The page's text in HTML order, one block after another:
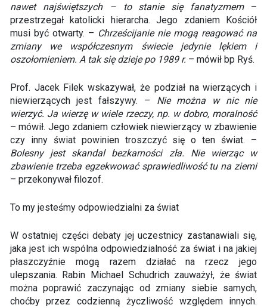
nawet najświętszych – to stanie się fanatyzmem–
przestrzegał katolicki hierarcha. Jego zdaniem Kościół
musi być otwarty. – Chrześcijanie nie mogą reagować na
zmiany we współczesnym świecie jedynie lękiem i
oszołomieniem. A tak się dzieje po 1989 r.– mówił bp Ryś.
Prof. Jacek Filek wskazywał, że podział na wierzących i
niewierzących jest fałszywy. – Nie można w nic nie
wierzyć. Ja wierzę w wiele rzeczy, np. w dobro, moralność
– mówił. Jego zdaniem człowiek niewierzący w zbawienie
czy inny świat powinien troszczyć się o ten świat. –
Bolesny jest skandal bezkarności zła. Nie wierząc w
zbawienie trzeba egzekwować sprawiedliwość tu na ziemi
– przekonywał filozof.
To my jesteśmy odpowiedzialni za świat
W ostatniej części debaty jej uczestnicy zastanawiali się,
jaka jest ich wspólna odpowiedzialność za świat i na jakiej
płaszczyźnie mogą razem działać na rzecz jego
ulepszania. Rabin Michael Schudrich zauważył, że świat
można poprawić zaczynając od zmiany siebie samych,
choćby przez codzienną życzliwość względem innych.